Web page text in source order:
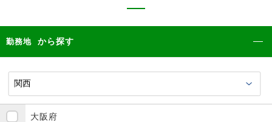
勤務地 から探す
大阪府